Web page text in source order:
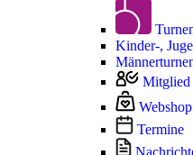
Kinder-,
Mitglied
Webshop
Termine